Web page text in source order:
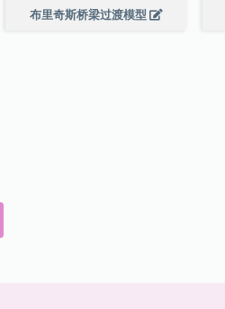
布里奇斯桥梁过渡模型